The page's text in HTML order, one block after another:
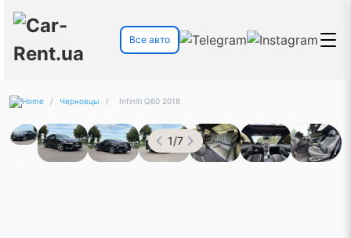
Все авто
/ Черновцы / Infiniti Q60 2018
1/7